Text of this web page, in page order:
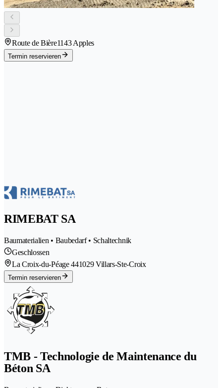
Route de Bière1143 Apples
Termin reservieren
RIMEBAT SA
Baumaterialien • Baubedarf • Schaltechnik
Geschlossen
La Croix-du-Péage 441029 Villars-Ste-Croix
Termin reservieren
TMB - Technologie de Maintenance du
Béton SA